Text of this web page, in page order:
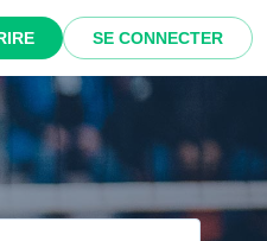
SE CONNECTER